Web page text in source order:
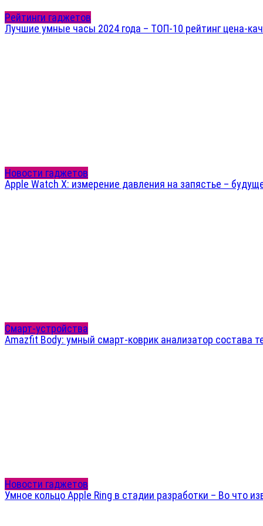
Рейтинги гаджетов
Лучшие умные часы 2024 года – ТОП-10 рейтинг цена-
Новости гаджетов
Apple Watch X: измерение давления на запястье –
Смарт-устройства
Amazfit Body: умный смарт-коврик анализатор состава
Новости гаджетов
Умное кольцо Apple Ring в стадии разработки – Во что